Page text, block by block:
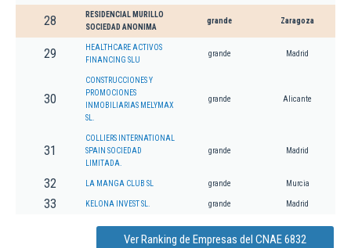
28
RESIDENCIAL MURILLO
SOCIEDAD ANONIMA
grande Zaragoza
29
HEALTHCARE ACTIVOS
FINANCING SLU
grande Madrid
30
CONSTRUCCIONES Y
PROMOCIONES
INMOBILIARIAS MELYMAX
SL.
grande Alicante
31
COLLIERS INTERNATIONAL
SPAIN SOCIEDAD
LIMITADA.
grande Madrid
32 LA MANGA CLUB SL grande Murcia
33 KELONA INVEST SL. grande Madrid
Ver Ranking de Empresas del CNAE 6832